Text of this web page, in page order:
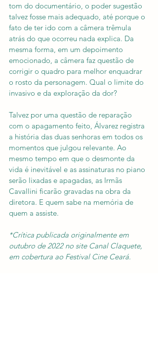
tom do documentário, o poder sugestão
talvez fosse mais adequado, até porque o
fato de ter ido com a câmera trêmula
atrás do que ocorreu nada explica. Da
mesma forma, em um depoimento
emocionado, a câmera faz questão de
corrigir o quadro para melhor enquadrar
o rosto da personagem. Qual o limite do
invasivo e da exploração da dor?
Talvez por uma questão de reparação
com o apagamento feito, Álvarez registra
a história das duas senhoras em todos os
momentos que julgou relevante. Ao
mesmo tempo em que o desmonte da
vida é inevitável e as assinaturas no piano
serão lixadas e apagadas, as Irmãs
Cavallini ficarão gravadas na obra da
diretora. E quem sabe na memória de
quem a assiste.
*Crítica publicada originalmente em
outubro de 2022 no site Canal Claquete,
em cobertura ao Festival Cine Ceará.